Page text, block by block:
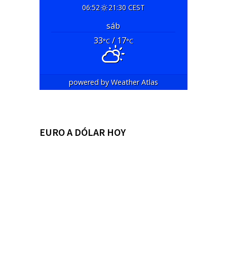
06:52 21:30 CEST
sáb
33°C/ 17°C
powered byWeather Atlas
EURO A DÓLAR HOY